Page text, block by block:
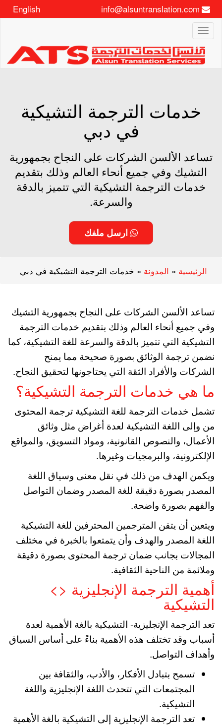
English info@alsuntranslation.com
Toggle
navigation
خدمات الترجمة التشيكية
في دبي
تساعد الألسن الشركات على النجاح بجمهورية
التشيك وفي جميع أنحاء العالم وذلك بتقديم
خدمات الترجمة التشيكية التي تتميز بالدقة
والسرعة.
ارسل ملفك
الرئيسية » المدونة » خدمات الترجمة التشيكية في دبي
تساعد الألسن الشركات على النجاح بجمهورية التشيك
وفي جميع أنحاء العالم وذلك بتقديم خدمات الترجمة
التشيكية التي تتميز بالدقة والسرعة للغة التشيكية، كما
نضمن ترجمة الوثائق بصورة صحيحة مما يمنح
الشركات والأفراد الثقة التي يحتاجونها لتحقيق النجاح.
ما هي خدمات الترجمة التشيكية؟
تشمل خدمات الترجمة للغة التشيكية ترجمة المحتوى
من وإلى اللغة التشيكية لعدة أغراض مثل وثائق
الأعمال، والنصوص القانونية، ومواد التسويق، والمواقع
الإلكترونية، والبرمجيات وغيرها.
ويكمن الهدف من ذلك في نقل معنى وسياق اللغة
المصدر بصورة دقيقة للغة المصدر وضمان التواصل
والفهم بصورة واضحة.
ويتعين أن يتقن المترجمين المحترفين للغة التشيكية
اللغة المصدر والهدف وأن يتمتعوا بالخبرة في مختلف
المجالات بجانب ضمان ترجمة المحتوى بصورة دقيقة
وملائمة من الناحية الثقافية.
أهمية الترجمة الإنجليزية <>
التشيكية
تعد الترجمة الإنجليزية- التشيكية بالغة الأهمية لعدة
أسباب وقد تختلف هذه الأهمية بناءً على أساس السياق
وأهداف التواصل.
تسمح بتبادل الأفكار، والأدب، والثقافة بين
المجتمعات التي تتحدث اللغة الإنجليزية واللغة
التشيكية.
تعد الترجمة الإنجليزية إلى التشيكية بالغة الأهمية